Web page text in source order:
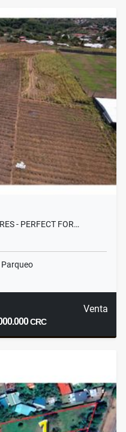
- PERFECT FOR…
Parqueo
Venta
CRC